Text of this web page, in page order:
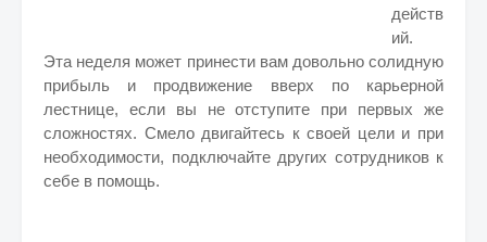
действ
ий.
Эта неделя может принести вам довольно солидную
прибыль и продвижение вверх по карьерной
лестнице, если вы не отступите при первых же
сложностях. Смело двигайтесь к своей цели и при
необходимости, подключайте других сотрудников к
себе в помощь.